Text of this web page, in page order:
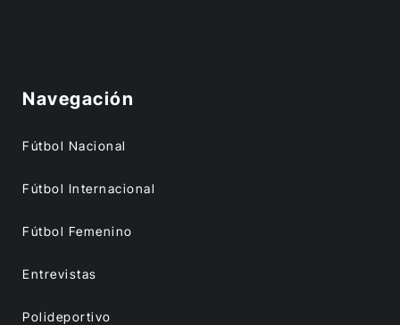
Navegación
Fútbol Nacional
Fútbol Internacional
Fútbol Femenino
Entrevistas
Polideportivo